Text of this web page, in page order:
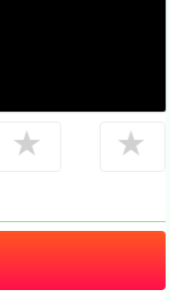
★ ★